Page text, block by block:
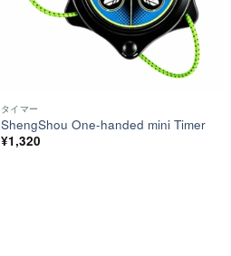
タイマー
ShengShou One-handed mini Timer
¥1,320